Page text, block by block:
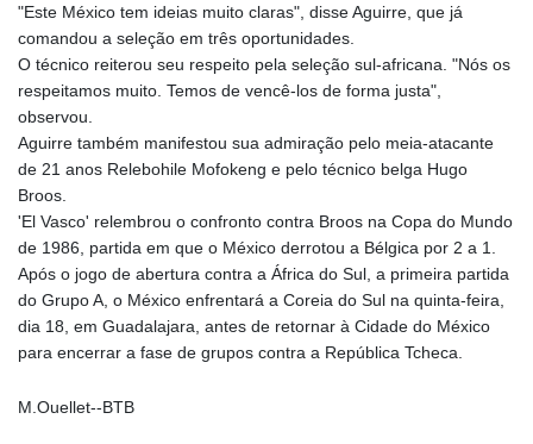
"Este México tem ideias muito claras", disse Aguirre, que já
comandou a seleção em três oportunidades.
O técnico reiterou seu respeito pela seleção sul-africana. "Nós os
respeitamos muito. Temos de vencê-los de forma justa",
observou.
Aguirre também manifestou sua admiração pelo meia-atacante
de 21 anos Relebohile Mofokeng e pelo técnico belga Hugo
Broos.
'El Vasco' relembrou o confronto contra Broos na Copa do Mundo
de 1986, partida em que o México derrotou a Bélgica por 2 a 1.
Após o jogo de abertura contra a África do Sul, a primeira partida
do Grupo A, o México enfrentará a Coreia do Sul na quinta-feira,
dia 18, em Guadalajara, antes de retornar à Cidade do México
para encerrar a fase de grupos contra a República Tcheca.
M.Ouellet--BTB